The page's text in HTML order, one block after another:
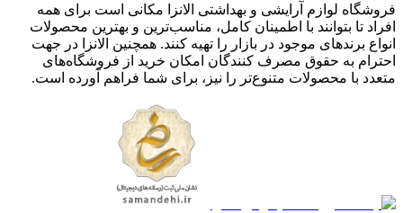
فروشگاه لوازم آرایشی و بهداشتی الانزا مکانی است برای همه
افراد تا بتوانند با اطمینان کامل، مناسب‌ترین و بهترین محصولات
انواع برندهای موجود در بازار را تهیه کنند. همچنین الانزا در جهت
احترام به حقوق مصرف کنندگان امکان خرید از فروشگاه‌های
متعدد با محصولات متنوع‌تر را نیز، برای شما فراهم آورده است.